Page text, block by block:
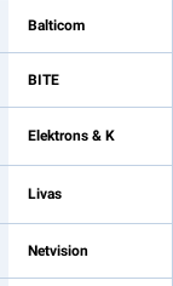
Balticom
BITE
Elektrons & K
Livas
Netvision